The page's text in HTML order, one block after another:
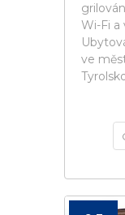
Wi-Fi a
ve